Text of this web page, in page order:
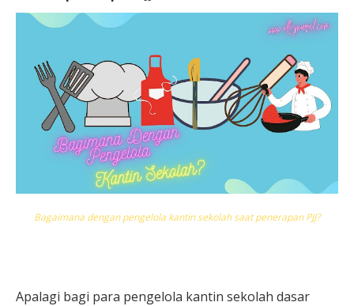
Bagaimana dengan pengelola kantin sekolah saat penerapan PJJ?
Apalagi bagi para pengelola kantin sekolah dasar